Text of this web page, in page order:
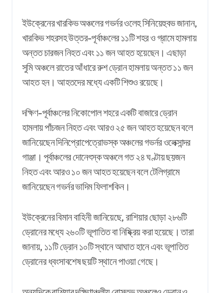
ইউক্রেনের খারকিভ অঞ্চলের গভর্নর ওলেহ সিনিয়েহুবভ জানান,
খারকিভ শহরসহ উত্তর-পূর্বাঞ্চলের ১১টি শহর ও গ্রামে হামলায়
অন্তত চারজন নিহত এবং ১১ জন আহত হয়েছেন। এছাড়া
সুমি অঞ্চলে রাতের আঁধারে রুশ ড্রোন হামলায় অন্তত ১১ জন
আহত হন। আহতদের মধ্যে একটি শিশুও রয়েছে।
দক্ষিণ-পূর্বাঞ্চলের নিকোপোল শহরে একটি বাজারে ড্রোন
হামলায় পাঁচজন নিহত এবং আরও ২৫ জন আহত হয়েছেন বলে
জানিয়েছেন দিনিপ্রোপেত্রোভস্ক অঞ্চলের গভর্নর ওলেক্সান্দর
গাঞ্জা। পূর্বাঞ্চলের দোনেৎস্ক অঞ্চলে গত ২৪ ঘণ্টায় ছয়জন
নিহত এবং আরও ১০ জন আহত হয়েছেন বলে টেলিগ্রামে
জানিয়েছেন গভর্নর ভাদিম ফিলাশকিন।
ইউক্রেনের বিমান বাহিনী জানিয়েছে, রাশিয়ার ছোড়া ২৮৬টি
ড্রোনের মধ্যে ২৬০টি ভূপাতিত বা নিষ্ক্রিয় করা হয়েছে। তারা
জানায়, ১১টি ড্রোন ১০টি স্থানে আঘাত হানে এবং ভূপাতিত
ড্রোনের ধ্বংসাবশেষ ছয়টি স্থানে পাওয়া গেছে।